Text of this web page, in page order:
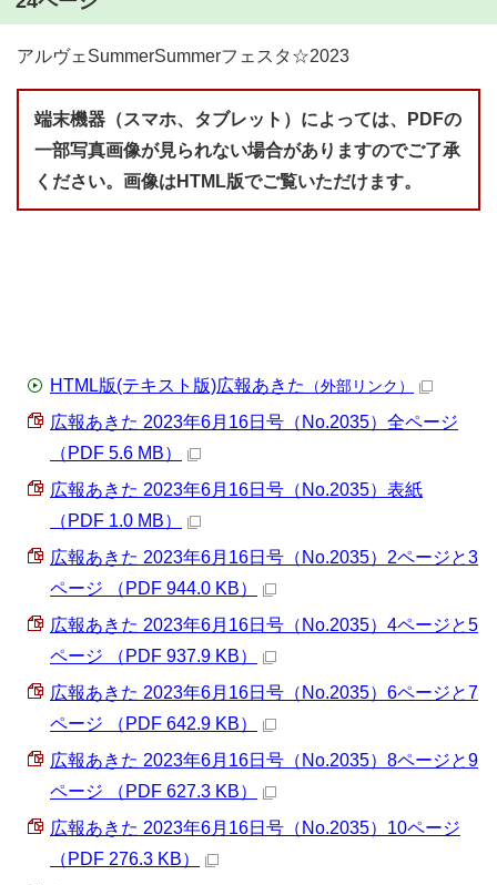
アルヴェSummerSummerフェスタ☆2023
端末機器（スマホ、タブレット）によっては、PDFの
一部写真画像が見られない場合がありますのでご了承
ください。画像はHTML版でご覧いただけます。
HTML版(テキスト版)広報あきた （外部リンク）
広報あきた 2023年6月16日号（No.2035）全ページ
（PDF 5.6 MB）
広報あきた 2023年6月16日号（No.2035）表紙
（PDF 1.0 MB）
広報あきた 2023年6月16日号（No.2035）2ページと3
ページ （PDF 944.0 KB）
広報あきた 2023年6月16日号（No.2035）4ページと5
ページ （PDF 937.9 KB）
広報あきた 2023年6月16日号（No.2035）6ページと7
ページ （PDF 642.9 KB）
広報あきた 2023年6月16日号（No.2035）8ページと9
ページ （PDF 627.3 KB）
広報あきた 2023年6月16日号（No.2035）10ページ
（PDF 276.3 KB）